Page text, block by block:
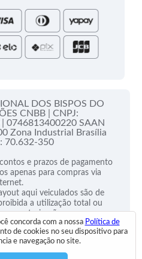
DOS BISPOS DO
CNBB | CNPJ:
0746813400220 SAAN
Zona Industrial Brasília
70.632-350
e prazos de pagamento
apenas para compras via
aqui veiculados são de
a utilização total ou
autorização.
Reservados
concorda com a nossa Política de
de cookies no seu dispositivo para
e navegação no site.